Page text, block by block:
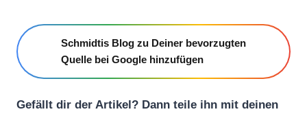
Schmidtis Blog zu Deiner bevorzugten
Quelle bei Google hinzufügen
Gefällt dir der Artikel? Dann teile ihn mit deinen